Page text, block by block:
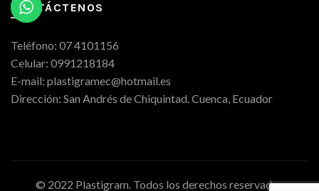
CONTÁCTENOS
Teléfono: 07 4101156
Celular: 0991218184
E-mail: plastigramec@hotmail.es
Dirección: San Andrés de Chiquintad. Cuenca, Ecuador
© 2022 Plastigram. Todos los derechos reservados